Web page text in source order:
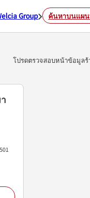
Group ค้นหาบนแผ
โปรดตรวจสอบหน้าข้อมูลร้